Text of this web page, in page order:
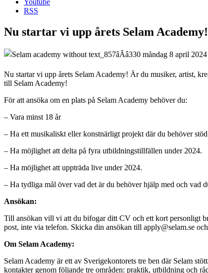
Youtube
RSS
Nu startar vi upp årets Selam Academy!
måndag 8 april 2024
Nu startar vi upp årets Selam Academy! Är du musiker, artist,
till Selam Academy!
För att ansöka om en plats på Selam Academy behöver du:
– Vara minst 18 år
– Ha ett musikaliskt eller konstnärligt projekt där du behöver
– Ha möjlighet att delta på fyra utbildningstillfällen under 2024.
– Ha möjlighet att uppträda live under 2024.
– Ha tydliga mål över vad det är du behöver hjälp med och vad
Ansökan:
Till ansökan vill vi att du bifogar ditt CV och ett kort personligt
post, inte via telefon. Skicka din ansökan till apply@selam.se
Om Selam Academy:
Selam Academy är ett av Sverigekontorets tre ben där Selam
kontakter genom följande tre områden: praktik, utbildning och